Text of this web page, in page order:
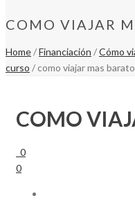
COMO VIAJAR
Home/Financiación /Cómo
curso / como viajar mas barato
COMO
0
0